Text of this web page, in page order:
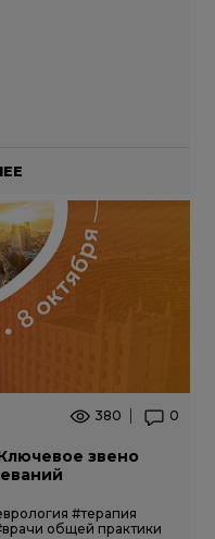
380 0
звено
#терапия
общей практики